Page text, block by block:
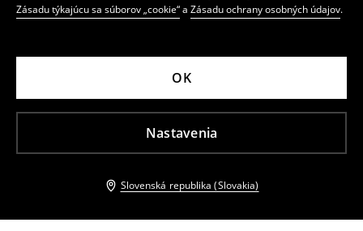
Zásadu týkajúcu sa súborov „cookie“a Zásadu ochrany osobných údajov.
Nastavenia
OK
Slovenská republika (Slovakia)